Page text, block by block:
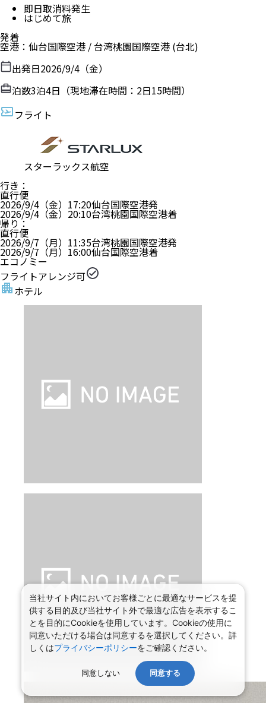
即日取消料発生
はじめて旅
発着
空港 ： 仙台国際空港 /台湾桃園国際空港 (台北)
出発日2026/9/4（金）
泊数3泊4日（現地滞在時間： 2日15時間）
フライト
スターラックス航空
行き ：
直行便
2026/9/4（金） 17:20仙台国際空港発
2026/9/4（金） 20:10台湾桃園国際空港着
帰り ：
直行便
2026/9/7（月） 11:35台湾桃園国際空港発
2026/9/7（月） 16:00仙台国際空港着
エコノミー
フライトアレンジ可
ホテル
当社サイト内においてお客様ごとに最適なサービスを提
供する目的及び当社サイト外で最適な広告を表示するこ
とを目的にCookieを使用しています。Cookieの使用に
同意いただける場合は同意するを選択してください。詳
しくはプライバシーポリシーをご確認ください。
同意しない 同意する